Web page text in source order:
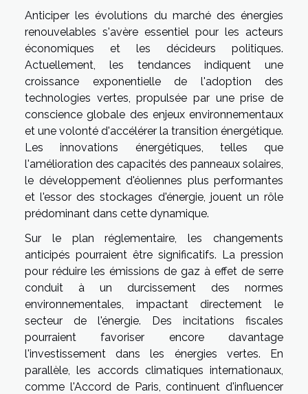
Anticiper les évolutions du marché des énergies
renouvelables s'avère essentiel pour les acteurs
économiques et les décideurs politiques.
Actuellement, les tendances indiquent une
croissance exponentielle de l'adoption des
technologies vertes, propulsée par une prise de
conscience globale des enjeux environnementaux
et une volonté d'accélérer la transition énergétique.
Les innovations énergétiques, telles que
l'amélioration des capacités des panneaux solaires,
le développement d'éoliennes plus performantes
et l'essor des stockages d'énergie, jouent un rôle
prédominant dans cette dynamique.
Sur le plan réglementaire, les changements
anticipés pourraient être significatifs. La pression
pour réduire les émissions de gaz à effet de serre
conduit à un durcissement des normes
environnementales, impactant directement le
secteur de l'énergie. Des incitations fiscales
pourraient favoriser encore davantage
l'investissement dans les énergies vertes. En
parallèle, les accords climatiques internationaux,
comme l'Accord de Paris, continuent d'influencer